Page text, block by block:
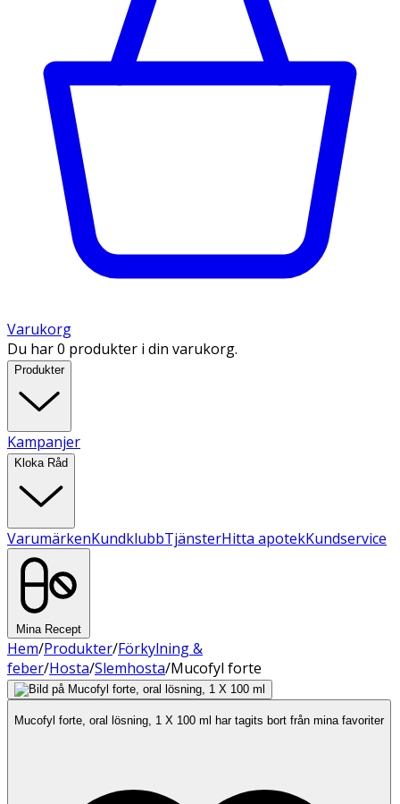
Varukorg
Du har 0 produkter i din varukorg.
Produkter
Kampanjer
Kloka Råd
VarumärkenKundklubbTjänsterHitta apotekKundservice
Mina Recept
Hem/Produkter/Förkylning &
feber/Hosta/Slemhosta/Mucofyl forte
Mucofyl forte, oral lösning, 1 X 100 ml har tagits bort från mina favoriter